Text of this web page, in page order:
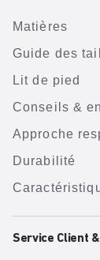
Matières
Guide des
Lit de pied
Conseils &
Approche
Durabilité
Service Client &